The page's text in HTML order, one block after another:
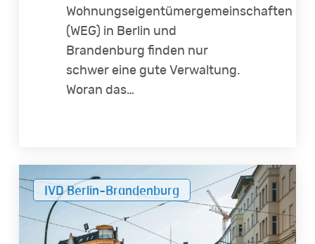
Wohnungseigentümergemeinschaften
(WEG) in Berlin und
Brandenburg finden nur
schwer eine gute Verwaltung.
Woran das…
entwickelt
sich
IVD Berlin-Brandenburg